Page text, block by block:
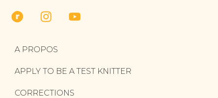
A PROPOS
APPLY TO BE A TEST KNITTER
CORRECTIONS